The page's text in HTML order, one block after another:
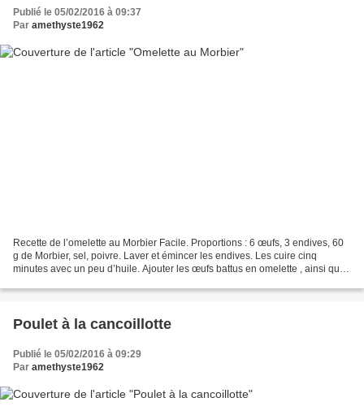
Publié le 05/02/2016 à 09:37
Par amethyste1962
Recette de l’omelette au Morbier Facile. Proportions : 6 œufs, 3 endives, 60
g de Morbier, sel, poivre. Laver et émincer les endives. Les cuire cinq
minutes avec un peu d’huile. Ajouter les œufs battus en omelette , ainsi que
Poulet à la cancoillotte
Publié le 05/02/2016 à 09:29
Par amethyste1962